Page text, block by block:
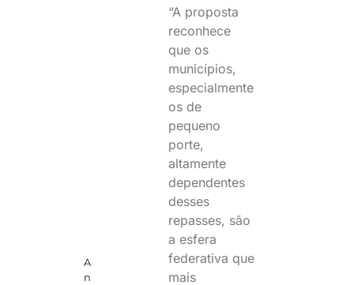
A
n
“A proposta
reconhece
que os
municípios,
especialmente
os de
pequeno
porte,
altamente
dependentes
desses
repasses, são
a esfera
federativa que
mais